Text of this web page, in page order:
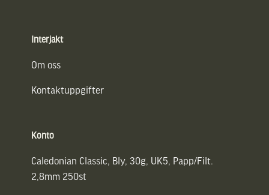
Interjakt
Om oss
Kontaktuppgifter
Konto
Caledonian Classic, Bly, 30g, UK5, Papp/Filt.
2,8mm 250st